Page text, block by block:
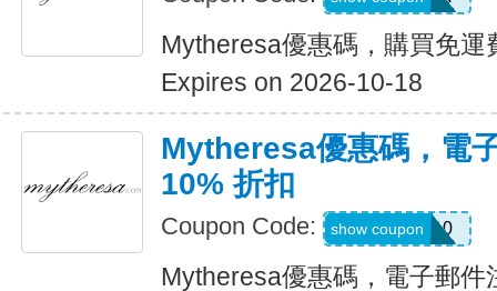
Mytheresa優惠碼，購買免運
Expires on 2026-10-18
Mytheresa優惠碼，電
10% 折扣
Coupon Code: first10
show coupon
Mytheresa優惠碼，電子郵件